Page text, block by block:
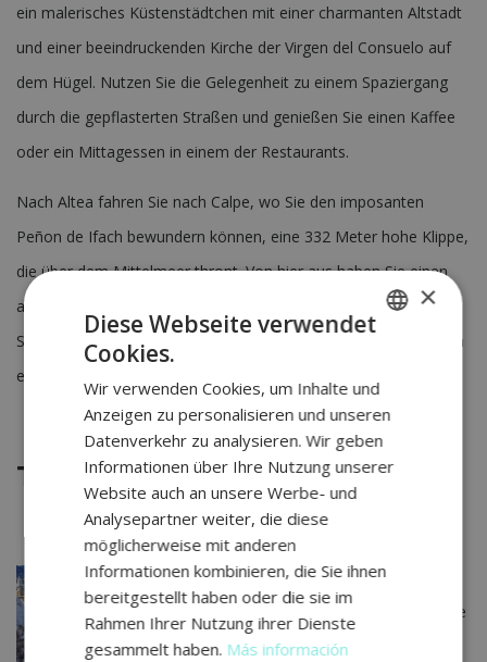
ein malerisches Küstenstädtchen mit einer charmanten Altstadt
und einer beeindruckenden Kirche der Virgen del Consuelo auf
dem Hügel. Nutzen Sie die Gelegenheit zu einem Spaziergang
durch die gepflasterten Straßen und genießen Sie einen Kaffee
oder ein Mittagessen in einem der Restaurants.
Nach Altea fahren Sie nach Calpe, wo Sie den imposanten
Peñon de Ifach bewundern können, eine 332 Meter hohe Klippe,
die über dem Mittelmeer thront. Von hier aus haben Sie einen
atemberaubenden Panoramablick auf die Küste und das Meer.
Sie können auch am Strand von Calpe spazieren gehen und sich
entspannen, während Sie die Meeresbrise genießen.
Tag 3: Castellón
dritte
RUSSIAN
GERMAN
×
Diese Webseite verwendet
Cookies.
Wir verwenden Cookies, um Inhalte und
Anzeigen zu personalisieren und unseren
Datenverkehr zu analysieren. Wir geben
Informationen über Ihre Nutzung unserer
Website auch an unsere Werbe- und
Analysepartner weiter, die diese
möglicherweise mit anderen
Informationen kombinieren, die Sie ihnen
bereitgestellt haben oder die sie im
Rahmen Ihrer Nutzung ihrer Dienste
gesammelt haben. Más información